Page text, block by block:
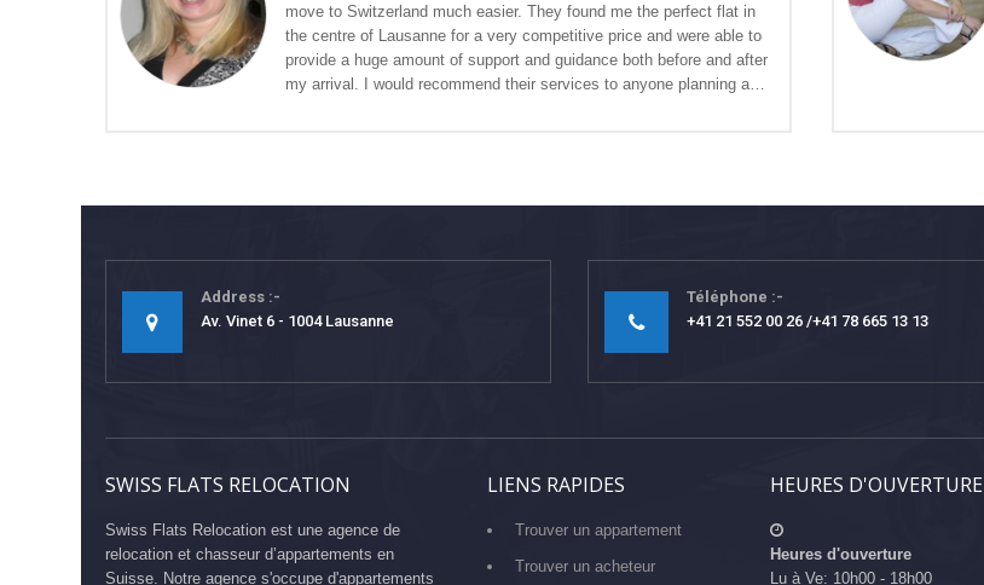
move to Switzerland much easier. They found me the perfect flat in
the centre of Lausanne for a very competitive price and were able to
provide a huge amount of support and guidance both before and after
my arrival. I would recommend their services to anyone planning a…
Address
Av. Vinet 6 - 1004 Lausanne
Téléphone
+41 21 552 00 26 +41 78 665 13 13
SWISS FLATS RELOCATION
Swiss Flats Relocation est une agence de
relocation et chasseur d’appartements en
Suisse. Notre agence s'occupe d'appartements
LIENS RAPIDES
Trouver un appartement
Trouver un acheteur
HEURES D'OUVERTURE
Heures d'ouverture
Lu à Ve: 10h00 - 18h00